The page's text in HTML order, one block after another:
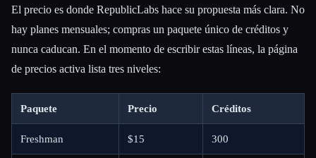
El precio es donde RepublicLabs hace su propuesta más clara. No
hay planes mensuales; compras un paquete único de créditos y
nunca caducan. En el momento de escribir estas líneas, la página
de precios activa lista tres niveles:
Paquete Precio Créditos
Freshman $15 300